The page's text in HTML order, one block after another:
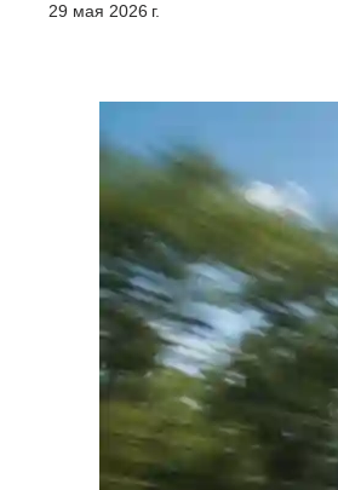
29 мая 2026 г.